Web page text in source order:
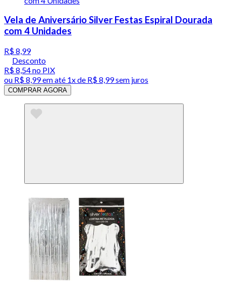
Vela de Aniversário Silver Festas Espiral Dourada
com 4 Unidades
R$ 8,99
Desconto
R$ 8,54no PIX
ou R$ 8,99em até 1x de R$ 8,99sem juros
COMPRAR AGORA